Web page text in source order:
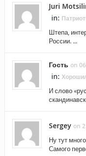
Juri
in:
Штепа,
России. ...
Гость on
in:
И слово
Sergey on
Ну тут
Самого